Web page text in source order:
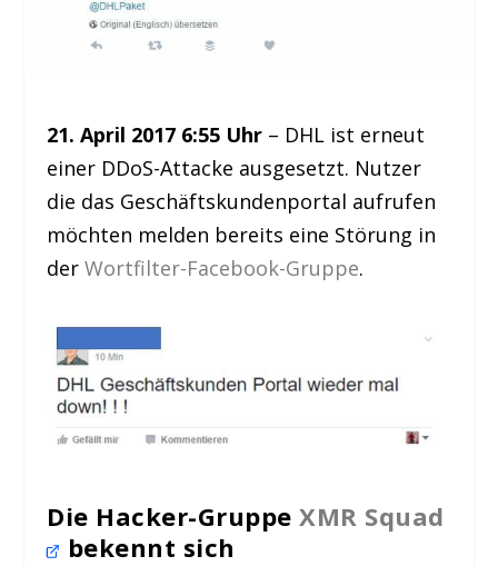
21. April 2017 6:55 Uhr – DHL ist erneut
einer DDoS-Attacke ausgesetzt. Nutzer
die das Geschäftskundenportal aufrufen
möchten melden bereits eine Störung in
derWortfilter-Facebook-Gruppe.
Die Hacker-GruppeXMR Squad
bekennt sich